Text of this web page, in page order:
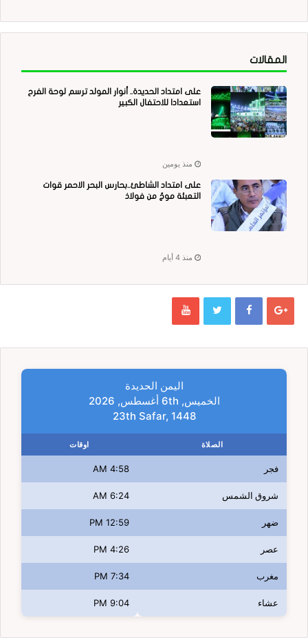
المقالات
على امتداد الحديدة.. أنوار المولد ترسم لوحة الفرح
استعدادا للاحتفال الكبير
منذ يومين
على امتداد الشاطئ..بحارس البحر الاحمر قوات
التعبئة موجٌ من فولاذ
منذ 4 أيام
اليمن الحديدة
الخميس, 6th أغسطس, 2026
23th Safar, 1448
الصلاة اوقات
فجر 4:58 AM
شروق الشمس 6:24 AM
ضهر 12:59 PM
عصر 4:26 PM
مغرب 7:34 PM
عشاء 9:04 PM